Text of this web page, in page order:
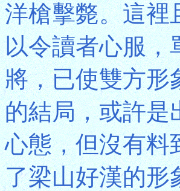
洋槍擊斃。這裡
以令讀者心服，
將，已使雙方形
的結局，或許是
心態，但沒有料
了梁山好漢的形